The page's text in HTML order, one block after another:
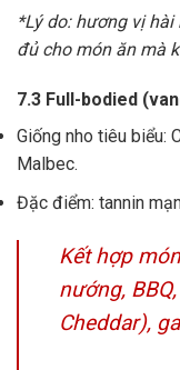
*Lý do: hương vị
đủ cho món ăn mà
7.3 Full-bodied
Giống nho tiêu biểu:
Malbec.
Đặc điểm: tannin
Kết hợp
nướng,
Cheddar),